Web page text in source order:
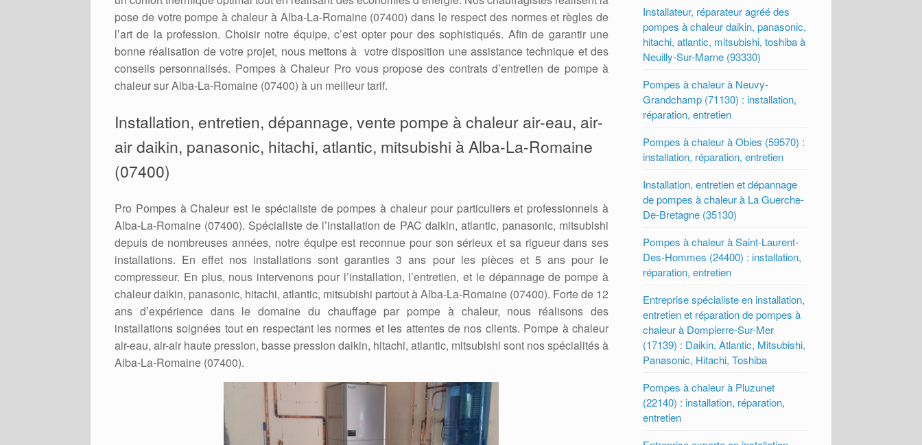
pose de votre pompe à chaleur à Alba-La-Romaine (07400) dans le respect des normes et règles de
l’art de la profession. Choisir notre équipe, c’est opter pour des sophistiqués. Afin de garantir une
bonne réalisation de votre projet, nous mettons à votre disposition une assistance technique et des
conseils personnalisés. Pompes à Chaleur Pro vous propose des contrats d’entretien de pompe à
chaleur sur Alba-La-Romaine (07400) à un meilleur tarif.
Installation, entretien, dépannage, vente pompe à chaleur air-eau, air-
air daikin, panasonic, hitachi, atlantic, mitsubishi à Alba-La-Romaine
(07400)
Pro Pompes à Chaleur est le spécialiste de pompes à chaleur pour particuliers et professionnels à
Alba-La-Romaine (07400). Spécialiste de l’installation de PAC daikin, atlantic, panasonic, mitsubishi
depuis de nombreuses années, notre équipe est reconnue pour son sérieux et sa rigueur dans ses
installations. En effet nos installations sont garanties 3 ans pour les pièces et 5 ans pour le
compresseur. En plus, nous intervenons pour l’installation, l’entretien, et le dépannage de pompe à
chaleur daikin, panasonic, hitachi, atlantic, mitsubishi partout à Alba-La-Romaine (07400). Forte de 12
ans d’expérience dans le domaine du chauffage par pompe à chaleur, nous réalisons des
installations soignées tout en respectant les normes et les attentes de nos clients. Pompe à chaleur
air-eau, air-air haute pression, basse pression daikin, hitachi, atlantic, mitsubishi sont nos spécialités à
Alba-La-Romaine (07400).
Installateur, réparateur agréé des
pompes à chaleur daikin, panasonic,
hitachi, atlantic, mitsubishi, toshiba à
Neuilly-Sur-Marne (93330)
Pompes à chaleur à Neuvy-
Grandchamp (71130) : installation,
réparation, entretien
Pompes à chaleur à Obies (59570) :
installation, réparation, entretien
Installation, entretien et dépannage
de pompes à chaleur à La Guerche-
De-Bretagne (35130)
Pompes à chaleur à Saint-Laurent-
Des-Hommes (24400) : installation,
réparation, entretien
Entreprise spécialiste en installation,
entretien et réparation de pompes à
chaleur à Dompierre-Sur-Mer
(17139) : Daikin, Atlantic, Mitsubishi,
Panasonic, Hitachi, Toshiba
Pompes à chaleur à Pluzunet
(22140) : installation, réparation,
entretien